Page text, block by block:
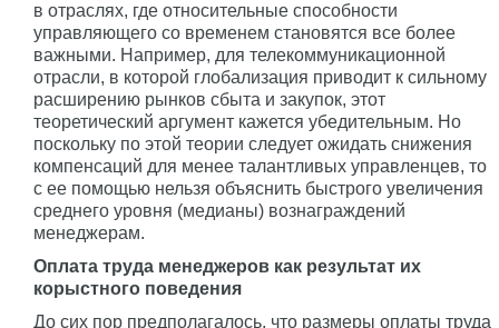
в отраслях, где относительные способности
управляющего со временем становятся все более
важными. Например, для телекоммуникационной
отрасли, в которой глобализация приводит к сильному
расширению рынков сбыта и закупок, этот
теоретический аргумент кажется убедительным. Но
поскольку по этой теории следует ожидать снижения
компенсаций для менее талантливых управленцев, то
с ее помощью нельзя объяснить быстрого увеличения
среднего уровня (медианы) вознаграждений
менеджерам.
Оплата труда менеджеров как результат их
корыстного поведения
До сих пор предполагалось, что размеры оплаты труда